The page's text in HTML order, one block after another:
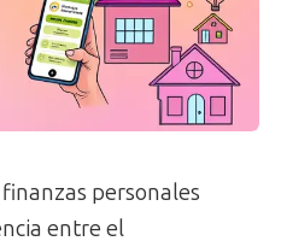
personales
entre el